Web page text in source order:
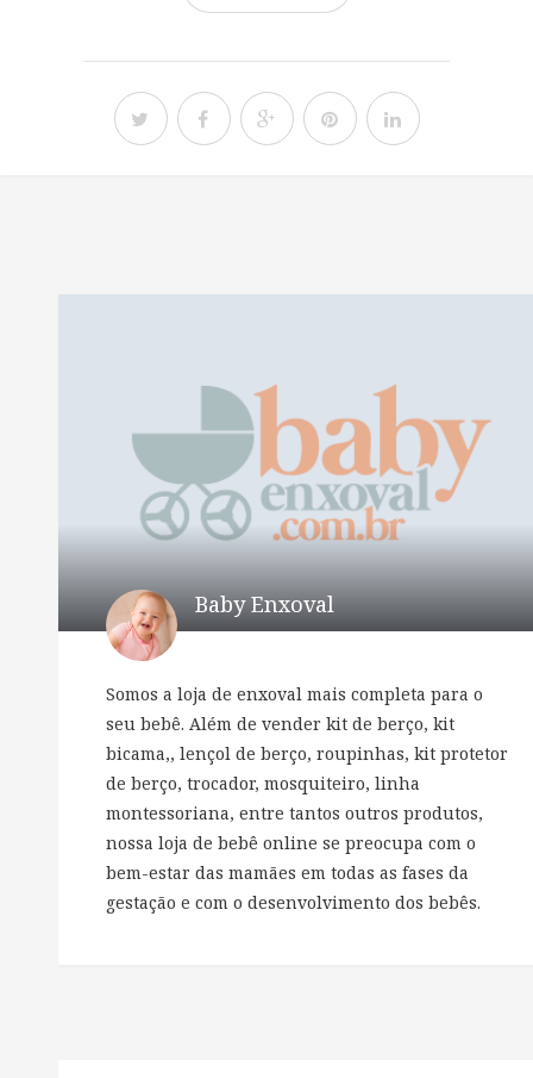
Baby Enxoval
Somos a loja de enxoval mais completa para o
seu bebê. Além de vender kit de berço, kit
bicama,, lençol de berço, roupinhas, kit protetor
de berço, trocador, mosquiteiro, linha
montessoriana, entre tantos outros produtos,
nossa loja de bebê online se preocupa com o
bem-estar das mamães em todas as fases da
gestação e com o desenvolvimento dos bebês.